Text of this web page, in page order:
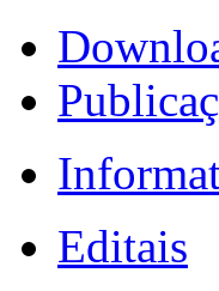
Editais